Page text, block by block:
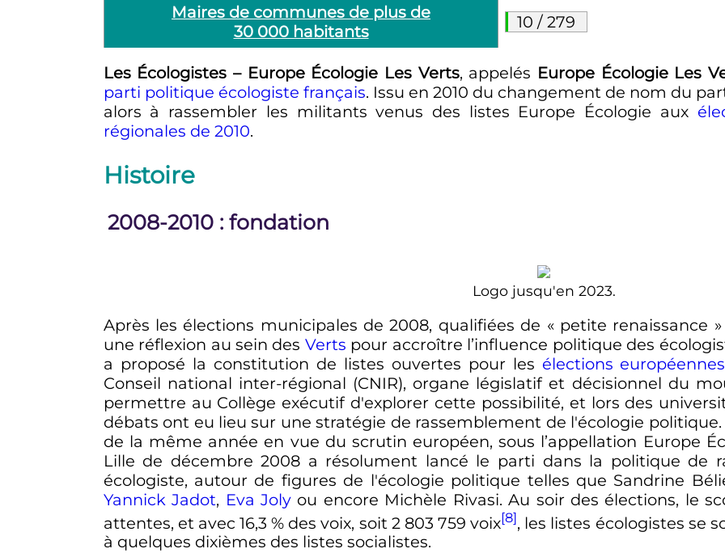
Maires de communes de plus de
30 000 habitants
10 / 279
Les Écologistes – Europe Écologie Les Verts, appelés Europe Écologie Les
parti politique écologiste français. Issu en 2010 du changement de nom du
alors à rassembler les militants venus des listes Europe Écologie aux
régionales de 2010.
Histoire
2008-2010 : fondation
Logo jusqu'en 2023.
Après les élections municipales de 2008, qualifiées de « petite renaissance »
une réflexion au sein des Verts pour accroître l’influence politique des
a proposé la constitution de listes ouvertes pour les élections
Conseil national inter-régional (CNIR), organe législatif et décisionnel du
permettre au Collège exécutif d'explorer cette possibilité, et lors des
débats ont eu lieu sur une stratégie de rassemblement de l'écologie
de la même année en vue du scrutin européen, sous l’appellation Europe
Lille de décembre 2008 a résolument lancé le parti dans la politique de
écologiste, autour de figures de l'écologie politique telles que Sandrine
Yannick Jadot, Eva Jolyou encore Michèle Rivasi. Au soir des élections, le
attentes, et avec 16,3 % des voix, soit 2 803 759 voix[8], les listes écologistes se
à quelques dixièmes des listes socialistes.